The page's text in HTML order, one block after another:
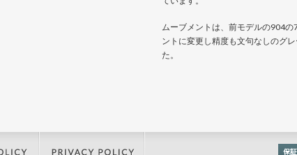
ムーブメントは、前モデルの904
ントに変更し精度も文句なしのグ
た。